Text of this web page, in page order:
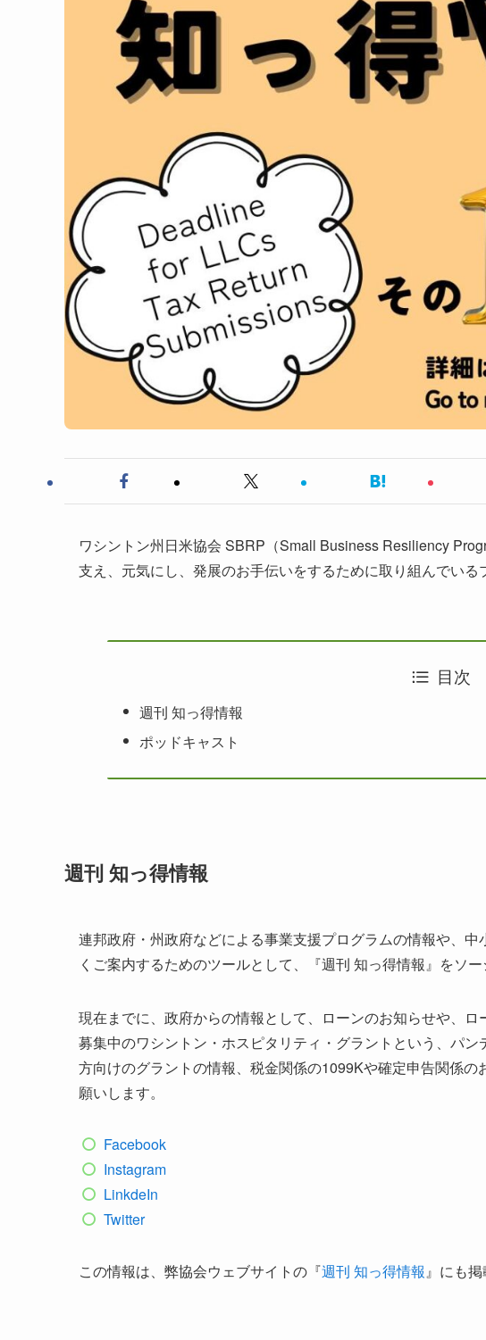
ワシントン州日米協会 SBRP（Small Business Resiliency
支え、元気にし、発展のお手伝いをするために取り組んでいる
目次
週刊 知っ得情報
ポッドキャスト
週刊 知っ得情報
連邦政府・州政府などによる事業支援プログラムの情報や、
くご案内するためのツールとして、『週刊 知っ得情報』をソ
現在までに、政府からの情報として、ローンのお知らせや、
募集中のワシントン・ホスピタリティ・グラントという、パ
方向けのグラントの情報、税金関係の1099Kや確定申告関係
願いします。
Facebook
Instagram
LinkdeIn
Twitter
この情報は、弊協会ウェブサイトの『週刊 知っ得情報』にも掲